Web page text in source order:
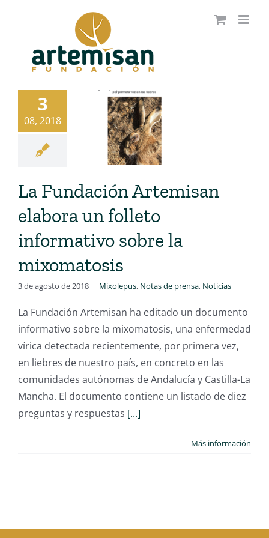
3
08, 2018
La Fundación Artemisan
elabora un folleto
informativo sobre la
mixomatosis
3 de agosto de 2018 | Mixolepus, Notas de prensa, Noticias
La Fundación Artemisan ha editado un documento
informativo sobre la mixomatosis, una enfermedad
vírica detectada recientemente, por primera vez,
en liebres de nuestro país, en concreto en las
comunidades autónomas de Andalucía y Castilla-La
Mancha. El documento contiene un listado de diez
preguntas y respuestas [...]
Más información